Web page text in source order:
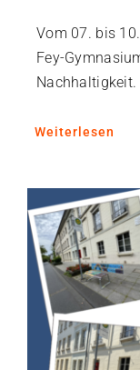
Vom 07. bis
Fey-
Nachhaltigkeit.
Weiterlesen